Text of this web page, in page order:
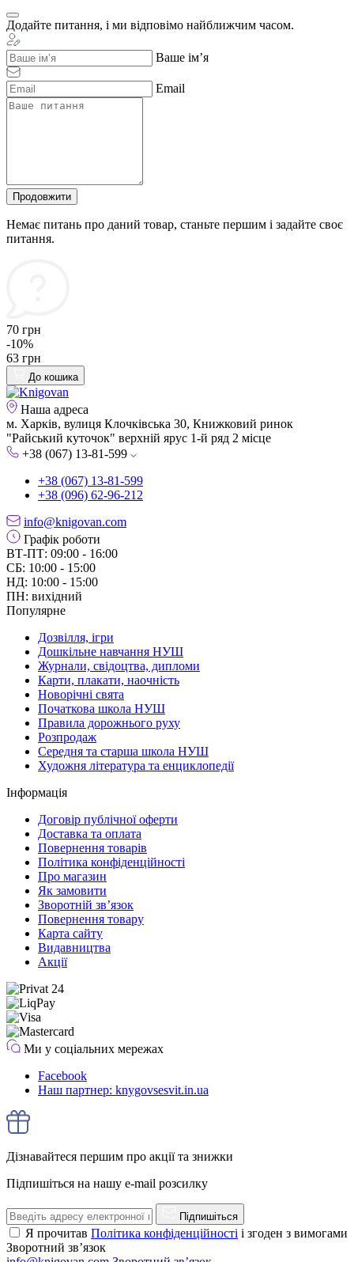
Додайте питання, і ми відповімо найближчим часом.
Ваше ім’я
Email
Продовжити
Немає питань про даний товар, станьте першим і задайте своє
питання.
70 грн
-10%
63 грн
До кошика
Наша адреса
м. Харків, вулиця Клочківська 30, Книжковий ринок
"Райський куточок" верхній ярус 1-й ряд 2 місце
+38 (067) 13-81-599
+38 (067) 13-81-599
+38 (096) 62-96-212
info@knigovan.com
Графік роботи
ВТ-ПТ: 09:00 - 16:00
СБ: 10:00 - 15:00
НД: 10:00 - 15:00
ПН: вихідний
Популярне
Дозвілля, ігри
Дошкільне навчання НУШ
Журнали, свідоцтва, дипломи
Карти, плакати, наочність
Новорічні свята
Початкова школа НУШ
Правила дорожнього руху
Розпродаж
Середня та старша школа НУШ
Художня література та енциклопедії
Інформація
Договір публічної оферти
Доставка та оплата
Повернення товарів
Політика конфіденційності
Про магазин
Як замовити
Зворотній зв’язок
Повернення товару
Карта сайту
Видавництва
Акції
Ми у соціальних мережах
Facebook
Наш партнер: knygovsesvit.in.ua
Дізнавайтеся першим про акції та знижки
Підпишіться на нашу e-mail розсилку
Підпишіться
Я прочитав Політика конфіденційності і згоден з вимогами
Зворотний зв’язок